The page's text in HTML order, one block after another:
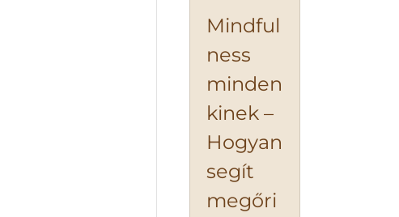
Mindful
ness
minden
kinek –
Hogyan
segít
megőri